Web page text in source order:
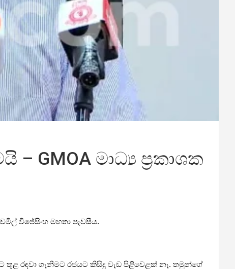
GMOA මාධ්‍ය ප්‍රකාශක
විජේසිංහ මහතා පැවසීය.
රඳවා ගැනීමට රජයට කිසිදු වැඩ පිළිවෙළක් නෑ. තමුන්ගේ